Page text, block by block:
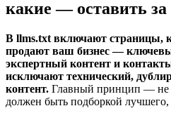
какие — оставить за
В llms.txt включают страницы,
продают ваш бизнес —
экспертный контент и
исключают технический,
контент. Главный принцип — не
должен быть подборкой лучшего,